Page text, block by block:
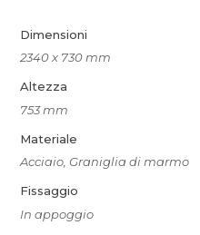
Dimensioni
2340 x 730 mm
Altezza
753 mm
Materiale
Acciaio, Graniglia di marmo
Fissaggio
In appoggio